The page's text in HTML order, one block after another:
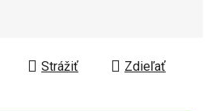
Strážiť Zdieľať